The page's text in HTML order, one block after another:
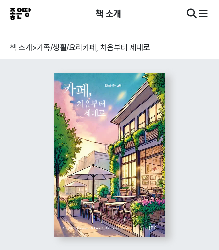
책 소개
책 소개>가족/생활/요리 카페, 처음부터 제대로